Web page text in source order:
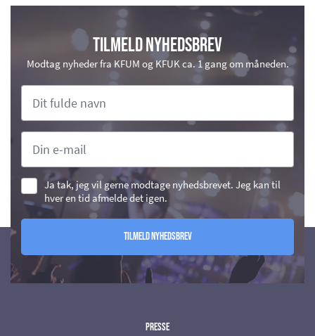
Tilmeld nyhedsbrev
Modtag nyheder fra KFUM og KFUK ca. 1 gang om måneden.
Ja tak, jeg vil gerne modtage nyhedsbrevet. Jeg kan til
hver en tid afmelde det igen.
Tilmeld nyhedsbrev
Presse